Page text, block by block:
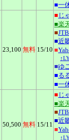
■一
23,100 無料 15/10
■ じ
■楽
■JTB
■近
■
■ゆ
■る
■一
50,500 無料 15/11
■ じ
■楽
■JTB
■近
■